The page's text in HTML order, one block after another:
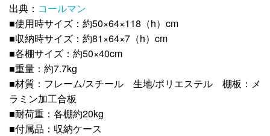
出典： コールマン
■使用時サイズ：約50×64×118（h）cm
■収納時サイズ：約81×64×7（h）cm
■各棚サイズ：約50×40cm
■重量：約7.7kg
■材質：フレーム/スチール 生地/ポリエステル 棚板：メ
ラミン加工合板
■耐荷重：各棚約20kg
■付属品：収納ケース